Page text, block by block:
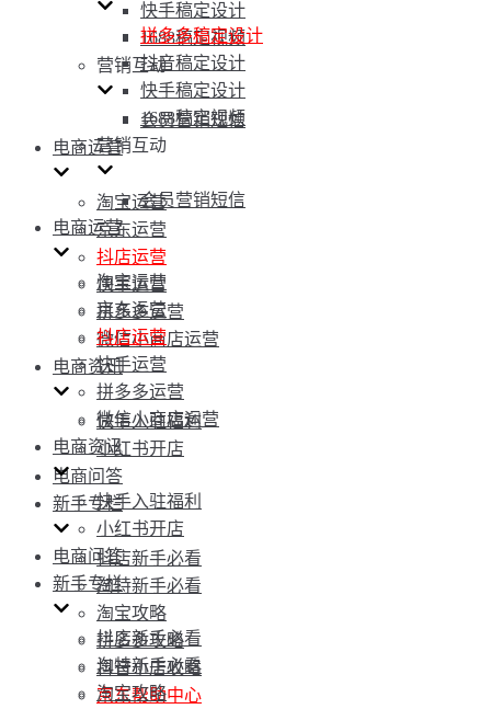
快手稿定设计
1688稿定视频
营销互动
会员营销短信
电商运营
淘宝运营
京东运营
抖店运营
快手运营
拼多多运营
微信小商店运营
电商资讯
快手入驻福利
小红书开店
电商问答
新手专栏
抖店新手必看
淘特新手必看
淘宝攻略
拼多多攻略
抖音小店攻略
京东帮助中心
拼多多稿定设计
抖音稿定设计
快手稿定设计
1688稿定视频
营销互动
会员营销短信
电商运营
淘宝运营
京东运营
抖店运营
快手运营
拼多多运营
微信小商店运营
电商资讯
快手入驻福利
小红书开店
电商问答
新手专栏
抖店新手必看
淘特新手必看
淘宝攻略